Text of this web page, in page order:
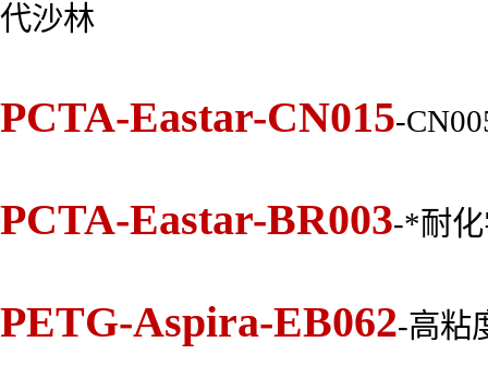
代沙林
PCTA-Eastar-CN015-
PCTA-Eastar-BR003-*耐
PETG-Aspira-EB062-高粘